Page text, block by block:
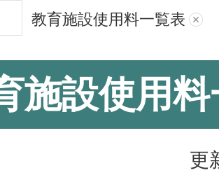
教育施設使用料一覧表
施設使用
更